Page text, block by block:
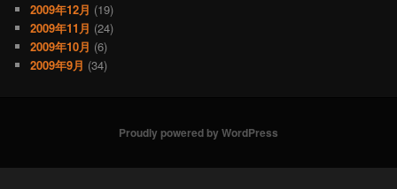
2009年12月 (19)
2009年11月 (24)
2009年10月 (6)
2009年9月 (34)
Proudly powered by WordPress